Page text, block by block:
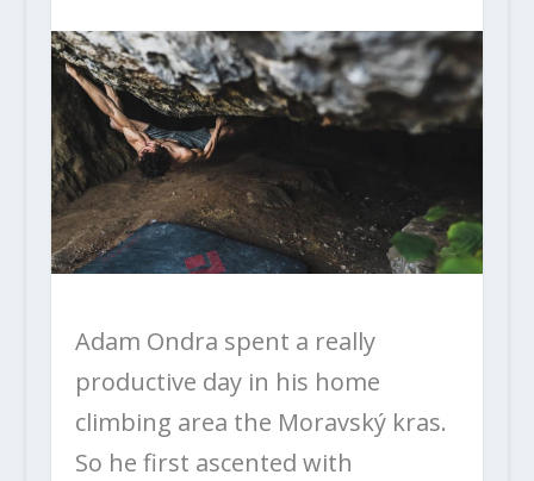
Adam Ondra spent a really
productive day in his home
climbing area the Moravský kras.
So he first ascented with